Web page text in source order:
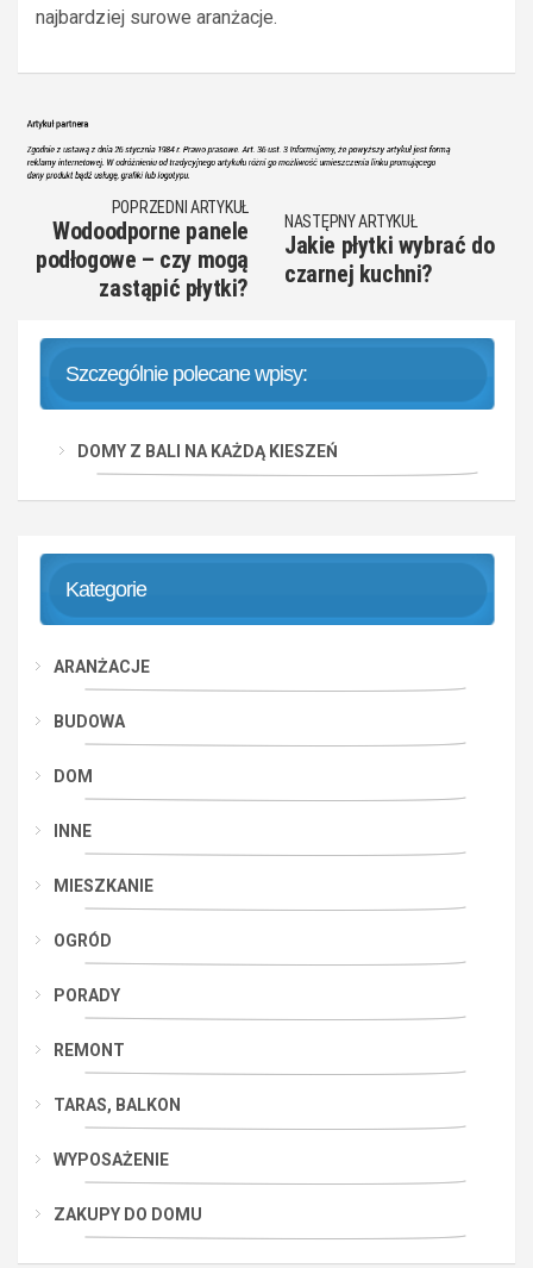
najbardziej surowe aranżacje.
POPRZEDNI ARTYKUŁ
Wodoodporne panele
podłogowe – czy mogą
zastąpić płytki?
NASTĘPNY ARTYKUŁ
Jakie płytki wybrać do
czarnej kuchni?
Szczególnie polecane wpisy:
DOMY Z BALI NA KAŻDĄ KIESZEŃ
Kategorie
ARANŻACJE
BUDOWA
DOM
INNE
MIESZKANIE
OGRÓD
PORADY
REMONT
TARAS, BALKON
WYPOSAŻENIE
ZAKUPY DO DOMU